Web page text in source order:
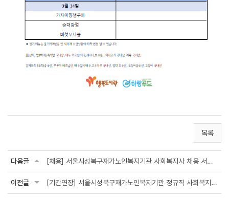
목록
다음글 [채용] 서울시성북구재가노인복지기관 사회복지사 채용 서류전형 합격자 발표
이전글 [기간연장] 서울시성북구재가노인복지기관 정규직 사회복지사 채용공고